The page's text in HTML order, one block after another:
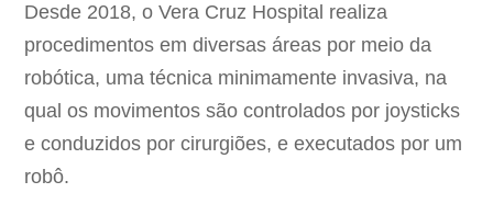
Desde 2018, o Vera Cruz Hospital realiza
procedimentos em diversas áreas por meio da
robótica, uma técnica minimamente invasiva, na
qual os movimentos são controlados por joysticks
e conduzidos por cirurgiões, e executados por um
robô.